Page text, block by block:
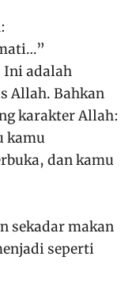
Ini adalah
Allah. Bahkan
karakter Allah:
kamu
dan kamu
sekadar makan
seperti